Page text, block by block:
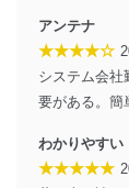
当社は、
じて、個
善し、常
苦情及び
貴殿の個
ステムに
アンテナ
★★★★☆
システム会社
要がある。簡
わかりやすい
★★★★★